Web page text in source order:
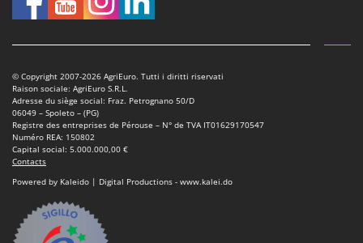
Scies alternatives à batterie
Sécateurs et Échenilloirs manuels
Sécateurs pneumatiques
Semoirs et Épandeurs d'engrais
Socs pour tracteur
Souffleurs aspirateurs pour Feuilles
Soufreuses - Poudreuses à dos
Soufreuses - Poudreuses pour tracteur
Intex
J JOLLY ITALIA
K
KAAZ
Karcher
Kasco
Kemper
© Copyright 2007-2026 AgriEuro. Tutti i diritti riservati
Raison sociale: AgriEuro S.R.L.
Adresse du siège social: Fraz. Petrognano 50/D
06049 – Spoleto – (PG)
Registre des entreprises de Pérouse – N° de TVA IT01629170547
Numéro REA: 150802
Capital social: 5.000.000,00 €
Contacts
Powered by Kaleido | Digital Productions - www.kalei.do